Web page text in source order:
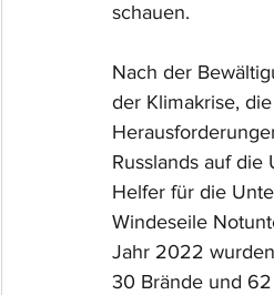
schauen.
Nach der
der Klimakrise,
Russlands auf
Helfer für die
Windeseile
Jahr 2022
30 Brände und